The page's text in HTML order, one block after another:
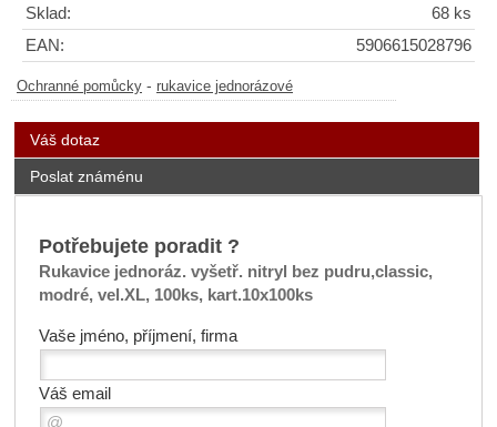
Sklad:
68 ks
EAN:
5906615028796
Ochranné pomůcky - rukavice jednorázové
Váš dotaz
Poslat známénu
Potřebujete poradit ?
Rukavice jednoráz. vyšetř. nitryl bez pudru,classic,
modré, vel.XL, 100ks, kart.10x100ks
Vaše jméno, příjmení, firma
Váš email